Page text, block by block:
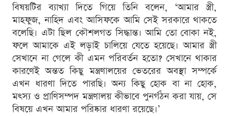
বিষয়টির ব্যাখ্যা দিতে গিয়ে তিনি বলেন, ‘আমার স্ত্রী,
মাহফুজ, নাহিদ এবং আসিফকে আমি সেই সরকারে থাকতে
বলেছি। এটা ছিল কৌশলগত সিদ্ধান্ত। আমি তো বোকা নই,
ফলে আমাকে এই লড়াই চালিয়ে যেতে হয়েছে। আমার স্ত্রী
সেখানে না গেলে কী এমন পরিবর্তন হতো? সেখানে থাকার
কারণেই অন্তত কিছু মন্ত্রণালয়ের ভেতরের অবস্থা সম্পর্কে
এখন ধারণা দিতে পারছি। অন্য কিছু হোক বা না হোক,
মৎস্য ও প্রাণিসম্পদ মন্ত্রণালয় কীভাবে পুনর্গঠন করা যায়, সে
বিষয়ে এখন আমার পরিষ্কার ধারণা রয়েছে।’